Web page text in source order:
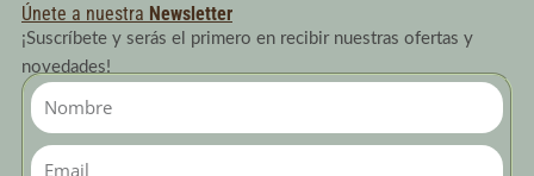
Únete a nuestra Newsletter
¡Suscríbete y serás el primero en recibir nuestras ofertas y
novedades!
Nombre
Email